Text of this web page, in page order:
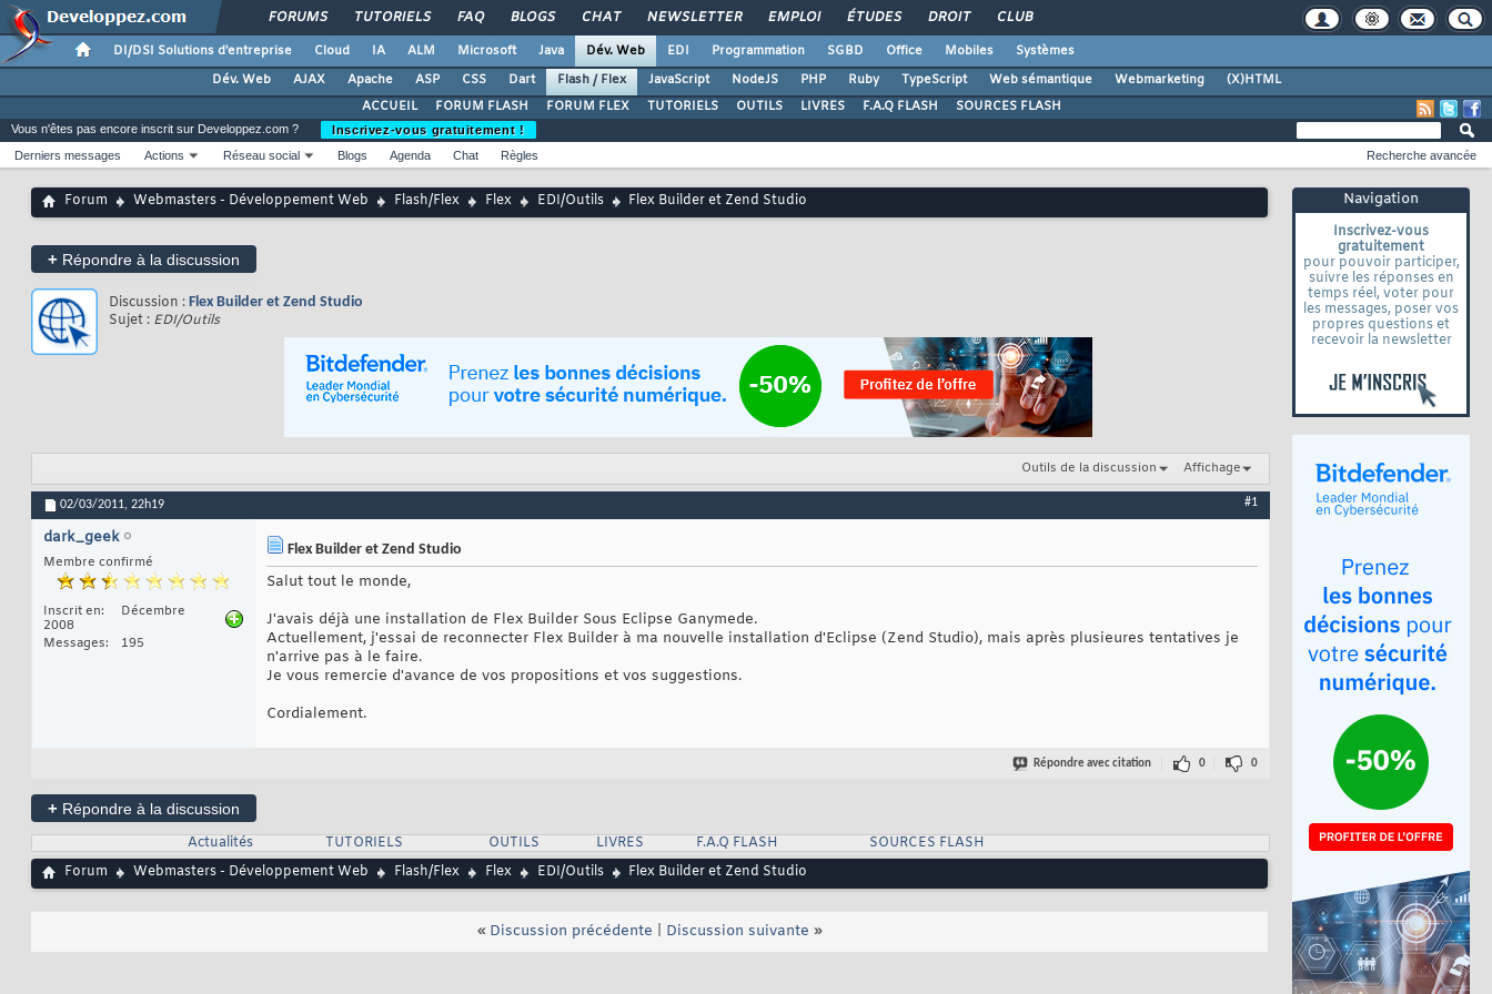
FORUMS TUTORIELS FAQ BLOGS CHAT NEWSLETTER EMPLOI ÉTUDES DROIT CLUB
DI/DSI Solutions d'entreprise Cloud IA ALM Microsoft Java Dév. Web EDI Programmation SGBD Office Mobiles
Systèmes
Dév. Web
AJAX Apache ASP CSS Dart Flash / Flex JavaScript NodeJS PHP Ruby TypeScript Web sémantique Webmarketing
(X)HTML
ACCUEIL
FORUM FLASH FORUM FLEX TUTORIELS OUTILS LIVRES F.A.Q FLASH SOURCES FLASH
Navigation
Inscrivez-vous
gratuitement
pour pouvoir participer,
suivre les réponses en
temps réel, voter pour
les messages, poser vos
propres questions et
recevoir la newsletter
Vous n'êtes pas encore inscrit sur Developpez.com ?
Inscrivez-vous gratuitement !
Derniers messages
Actions Réseau social Blogs Agenda Chat Règles Recherche avancée
Forum Webmasters - Développement Web Flash/Flex Flex EDI/Outils Flex Builder et Zend Studio
+ Répondre à la discussion
Discussion : Flex Builder et Zend Studio
Sujet : EDI/Outils
Outils de la discussion Affichage
02/03/2011, 22h19 #1
dark_geek
Membre confirmé
Inscrit en
Décembre
2008
Messages
195
Flex Builder et Zend Studio
Salut tout le monde,
J'avais déjà une installation de Flex Builder Sous Eclipse Ganymede.
Actuellement, j'essai de reconnecter Flex Builder à ma nouvelle installation d'Eclipse (Zend Studio), mais après plusieures tentatives je
n'arrive pas à le faire.
Je vous remercie d'avance de vos propositions et vos suggestions.
Cordialement.
Répondre avec citation 0 0
+ Répondre à la discussion
Actualités
TUTORIELS OUTILS LIVRES F.A.Q FLASH
SOURCES FLASH
Forum
Webmasters - Développement Web Flash/Flex Flex EDI/Outils Flex Builder et Zend Studio
« Discussion précédente Discussion suivante »